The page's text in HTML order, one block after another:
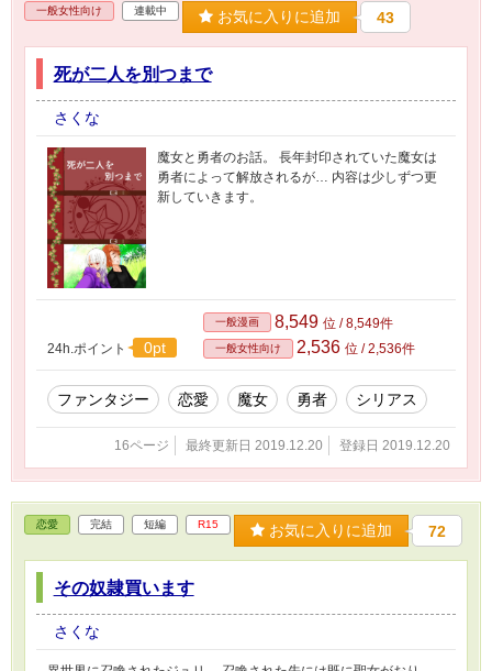
一般女性向け 連載中 お気に入りに追加 43
死が二人を別つまで
さくな
魔女と勇者のお話。 長年封印されていた魔女は
勇者によって解放されるが… 内容は少しずつ更
新していきます。
24h.ポイント 0pt
一般漫画 8,549 位 / 8,549件
一般女性向け 2,536 位 / 2,536件
ファンタジー 恋愛 魔女 勇者 シリアス
16ページ 最終更新日 2019.12.20 登録日 2019.12.20
恋愛 完結 短編 R15 お気に入りに追加 72
その奴隷買います
さくな